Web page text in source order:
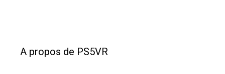
A propos de PS5VR